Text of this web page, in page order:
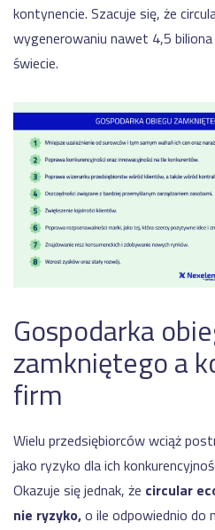
kontynencie. Szacuje się, że
wygenerowaniu nawet 4,5
świecie.
Gospodarka
zamkniętego a
firm
Wielu przedsiębiorców wciąż
jako ryzyko dla ich
Okazuje się jednak, że circular
nie ryzyko,o ile odpowiednio do